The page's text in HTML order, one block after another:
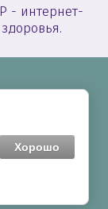
- интернет-
Хорошо